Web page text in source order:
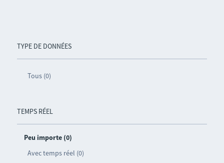
TYPE DE DONNÉES
Tous (0)
TEMPS RÉEL
Peu importe (0)
Avec temps réel (0)